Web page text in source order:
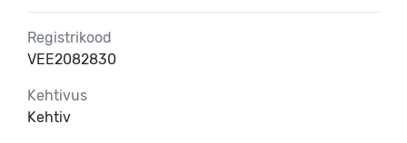
Registrikood
VEE2082830
Kehtivus
Kehtiv